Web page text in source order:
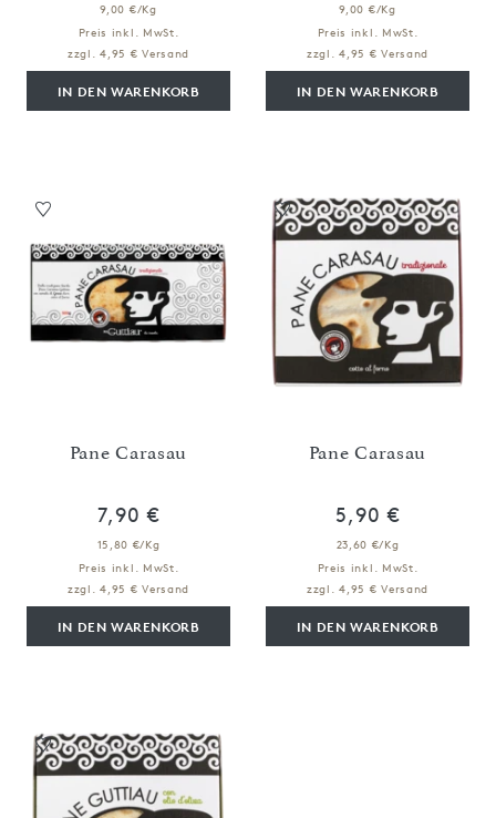
9,00 €/Kg
Preis inkl. MwSt.
zzgl. 4,95 € Versand
IN DEN WARENKORB
9,00 €/Kg
Preis inkl. MwSt.
zzgl. 4,95 € Versand
IN DEN WARENKORB
Pane Carasau
7,90 €
15,80 €/Kg
Preis inkl. MwSt.
zzgl. 4,95 € Versand
IN DEN WARENKORB
Pane Carasau
5,90 €
23,60 €/Kg
Preis inkl. MwSt.
zzgl. 4,95 € Versand
IN DEN WARENKORB